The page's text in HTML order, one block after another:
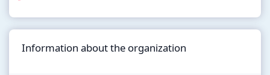
Information about the organization